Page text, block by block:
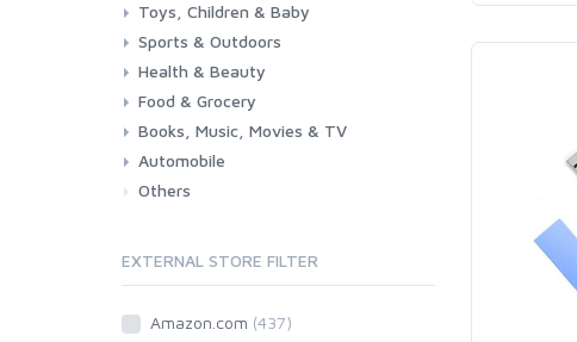
Kitchen
Bedroom
Living Room
Garden
Lightning
DIY
Pets
Toys, Children & Baby
Toys & Games
Baby
Sports & Outdoors
Fitness
Running
Cycling
Camping & Hiking
Health & Beauty
Health
Beauty & Personal care
Food & Grocery
Grocery
Drink
Books, Music, Movies & TV
Books
Music
Movies & Series TV
Automobile
Car
Motorbike
Others
EXTERNAL STORE FILTER
Amazon.com (437)